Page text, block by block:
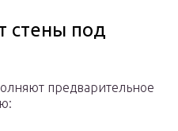
стены под
предварительное